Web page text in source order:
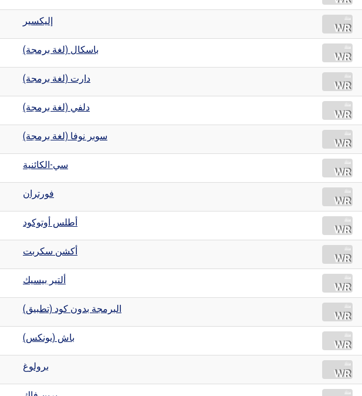
إليكسير
باسكال (لغة برمجة)
دارت (لغة برمجة)
دلفي (لغة برمجة)
سوبر نوفا (لغة برمجة)
سي-الكائنية
فورتران
أطلس أوتوكود
أكشن سكربت
ألتير بيسيك
البرمجة بدون كود (تطبيق)
باش (يونكس)
برولوغ